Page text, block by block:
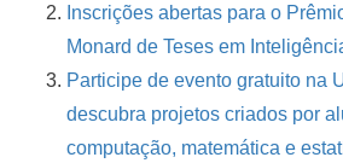
Inscrições abertas para o
Monard de Teses em
Participe de evento gratuito na
descubra projetos criados por
computação, matemática e